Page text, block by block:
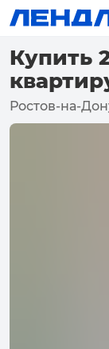
Купить
Ростов-на-